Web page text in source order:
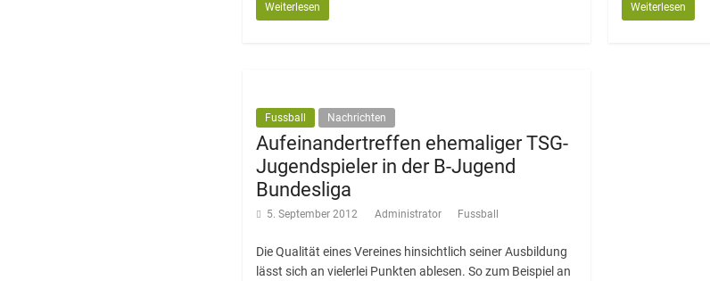
Weiterlesen Weiterlesen
Fussball Nachrichten
Aufeinandertreffen ehemaliger TSG-
Jugendspieler in der B-Jugend
Bundesliga
5. September 2012 Administrator Fussball
Die Qualität eines Vereines hinsichtlich seiner Ausbildung
lässt sich an vielerlei Punkten ablesen. So zum Beispiel an